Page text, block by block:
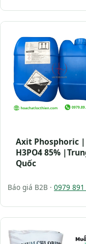
Axit Phosphoric |
H3PO4 85%
Quốc
Báo giá B2B · 0979 891